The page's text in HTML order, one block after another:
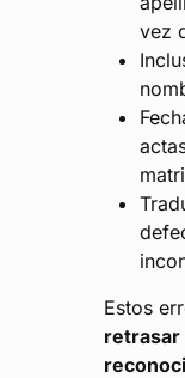
vez
Estos
retrasar